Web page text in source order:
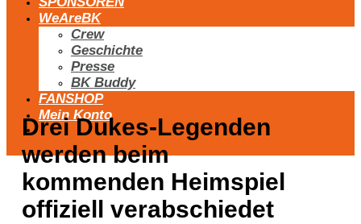
WeAreBK
Crew
Geschichte
Presse
BK Buddy
FANSHOP
Mein Konto
Drei Dukes-Legenden
werden beim
kommenden Heimspiel
offiziell verabschiedet